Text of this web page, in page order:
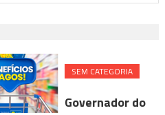
SEM CATEGORIA
Governador do